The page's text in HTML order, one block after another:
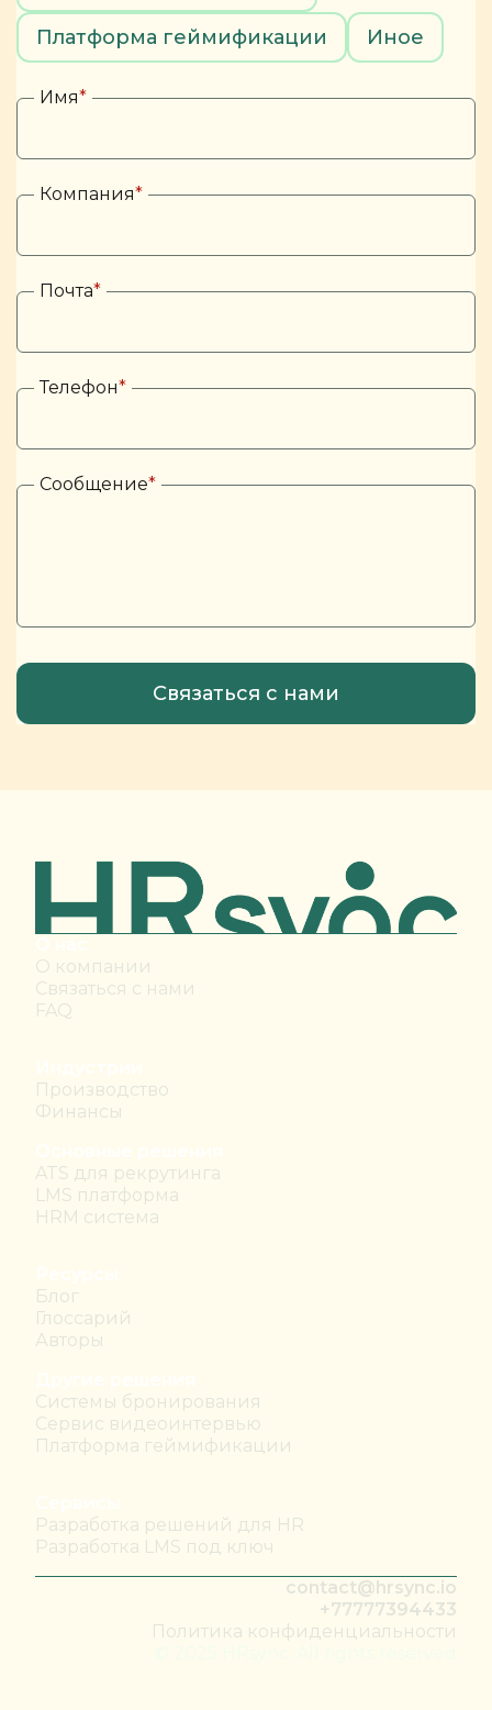
Платформа геймификации Иное
Имя*
Компания*
Почта*
Телефон*
Сообщение*
О компании
Связаться с нами
FAQ
Производство
Финансы
ATS для рекрутинга
LMS платформа
HRM система
Блог
Глоссарий
Авторы
Системы бронирования
Сервис видеоинтервью
Платформа геймификации
Разработка решений для HR
Разработка LMS под ключ
Политика конфиденциальности
contact@hrsync.io
+77777394433